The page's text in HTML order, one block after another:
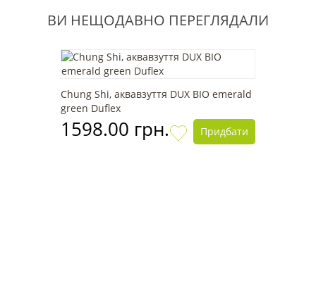
ВИ НЕЩОДАВНО ПЕРЕГЛЯДАЛИ
Chung Shi, аквавзуття DUX BIO emerald
green Duflex
1598.00 грн. Придбати